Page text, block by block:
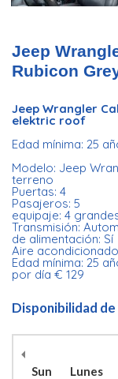
Jeep
Rubicon
Jeep Wrangler
elektric roof
Edad mínima: 25
Modelo: Jeep
terreno
Puertas: 4
Pasajeros: 5
equipaje: 4
Transmisión:
de alimentación: Sí
Aire
Edad mínima: 25
por día € 129
Disponibilidad de
Sun
Lunes